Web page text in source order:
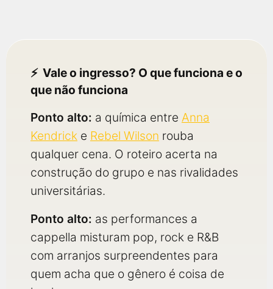
Vale o ingresso? O que funciona e o
que não funciona
Ponto alto: a química entre Anna
Kendrick e Rebel Wilson rouba
qualquer cena. O roteiro acerta na
construção do grupo e nas rivalidades
universitárias.
Ponto alto: as performances a
cappella misturam pop, rock e R&B
com arranjos surpreendentes para
quem acha que o gênero é coisa de